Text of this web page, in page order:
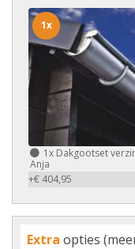
1x Dakgootset
Anja
+€ 404,95
1x
Extra opties